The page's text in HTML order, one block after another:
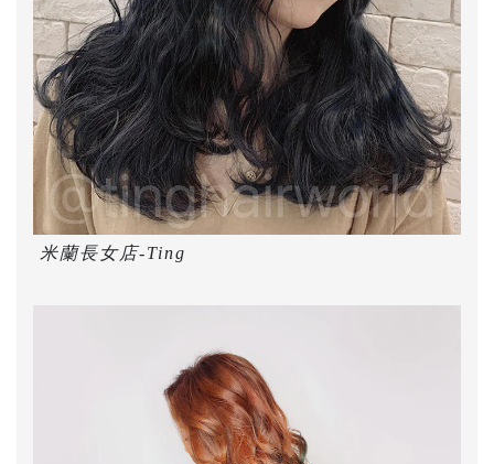
米蘭長女店-Ting